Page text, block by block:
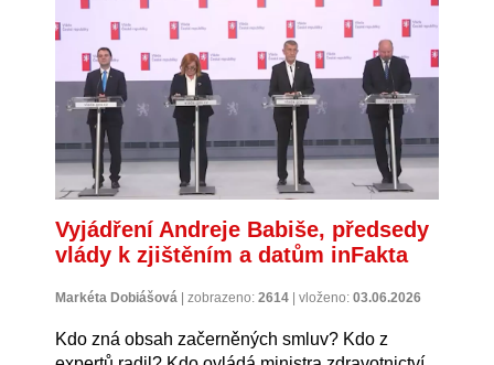
Vyjádření Andreje Babiše, předsedy
vlády k zjištěním a datům inFakta
Markéta Dobiášová zobrazeno: 2614 vloženo: 03.06.2026
Kdo zná obsah začerněných smluv? Kdo z